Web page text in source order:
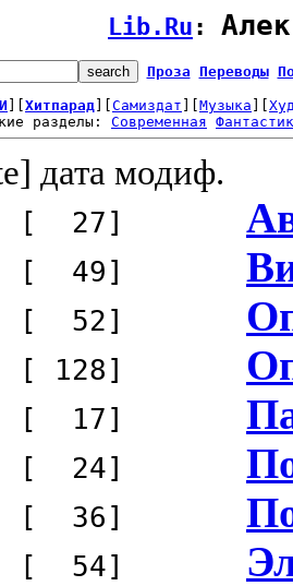
Lib.Ru :
Проза Переводы
Хитпарад Самиздат Музыка
разделы: Современная
дата модиф.
[ 27]
[ 49]
[ 52]
[ 128]
[ 17]
[ 24]
[ 36]
[ 54]